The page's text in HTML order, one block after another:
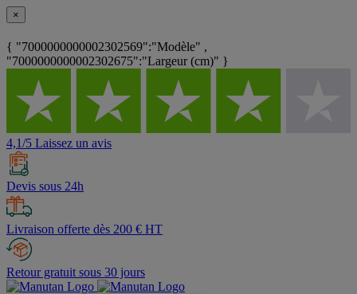
×
{ "7000000000002302569":"Modèle" ,
"7000000000002302675":"Largeur (cm)" }
4,1/5 Laissez un avis
Devis sous 24h
Livraison offerte dès 200 € HT
Retour gratuit sous 30 jours